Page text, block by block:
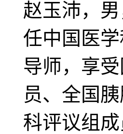
赵玉沛，
任中国医
导师，享
员、全国
科评议组